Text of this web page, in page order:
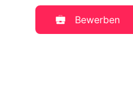
Bewerben